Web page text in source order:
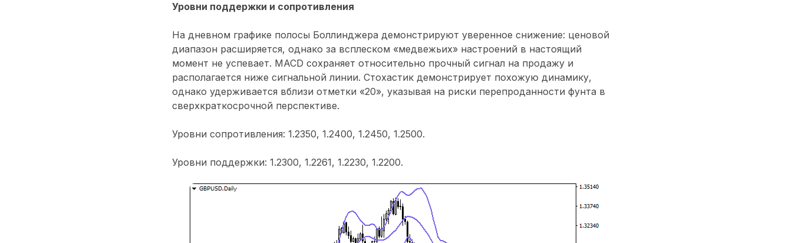
Уровни поддержки и сопротивления
На дневном графике полосы Боллинджера демонстрируют уверенное снижение: ценовой
диапазон расширяется, однако за всплеском «медвежьих» настроений в настоящий
момент не успевает. MACD сохраняет относительно прочный сигнал на продажу и
располагается ниже сигнальной линии. Стохастик демонстрирует похожую динамику,
однако удерживается вблизи отметки «20», указывая на риски перепроданности фунта в
сверхкраткосрочной перспективе.
Уровни сопротивления: 1.2350, 1.2400, 1.2450, 1.2500.
Уровни поддержки: 1.2300, 1.2261, 1.2230, 1.2200.